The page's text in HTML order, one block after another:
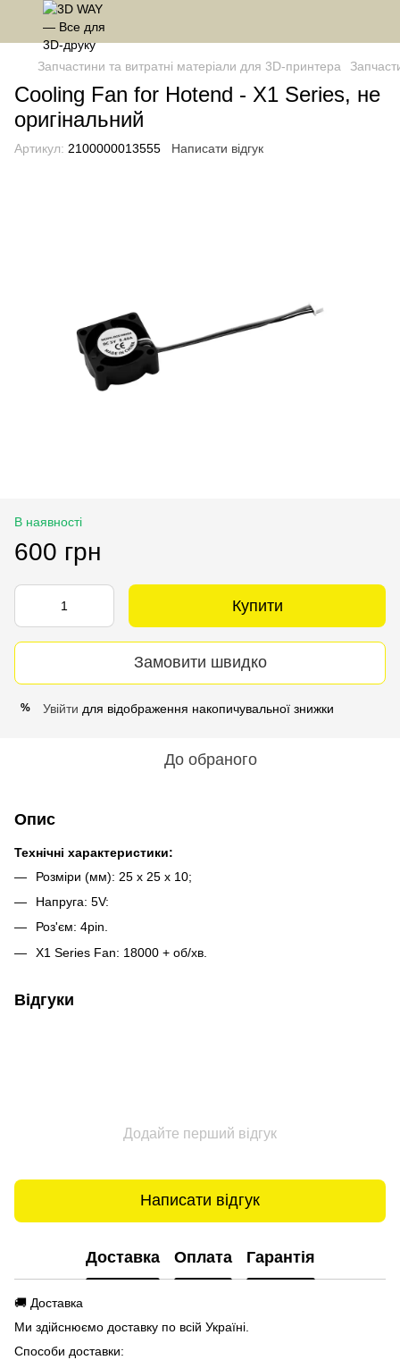
Запчастини та витратні матеріали для 3D-принтера
Cooling Fan for Hotend - X1 Series, не
оригінальний
Артикул: 2100000013555 Написати відгук
В наявності
600 грн
Купити
Замовити швидко
% Увійти для відображення накопичувальної знижки
До обраного
Опис
Технічні характеристики:
Розміри (мм): 25 x 25 x 10;
Напруга: 5V:
Роз'єм: 4pin.
X1 Series Fan: 18000 + об/хв.
Відгуки
Додайте перший відгук
Написати відгук
Доставка Оплата Гарантія
🚚 Доставка
Ми здійснюємо доставку по всій Україні.
Способи доставки: